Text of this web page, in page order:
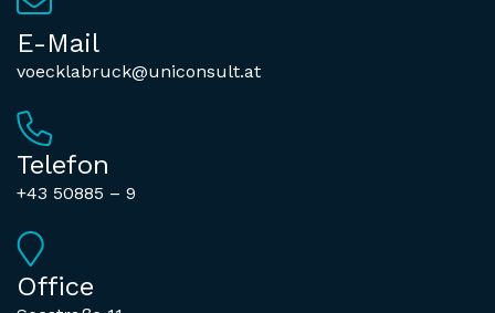
E-Mail
voecklabruck@uniconsult.at
Telefon
+43 50885 – 9
Office